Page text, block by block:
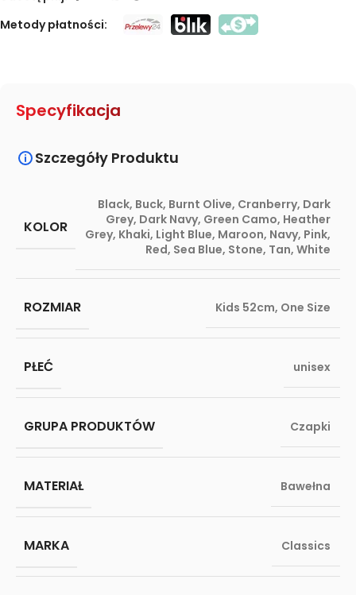
Metody płatności:
Specyfikacja
Szczegóły Produktu
KOLOR
Black, Buck, Burnt Olive, Cranberry, Dark
Grey, Dark Navy, Green Camo, Heather
Grey, Khaki, Light Blue, Maroon, Navy, Pink,
Red, Sea Blue, Stone, Tan, White
ROZMIAR Kids 52cm, One Size
PŁEĆ unisex
GRUPA PRODUKTÓW Czapki
MATERIAŁ Bawełna
MARKA Classics